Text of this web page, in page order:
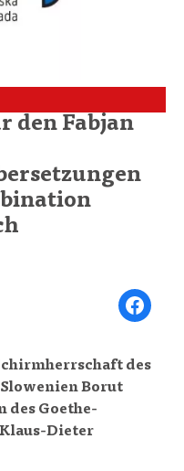
den Fabjan
Share on
des
Borut
des Goethe-
Dieter